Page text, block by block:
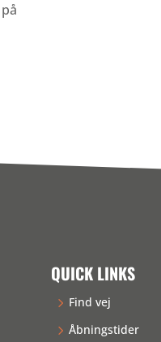
QUICK LINKS
Find vej
Åbningstider